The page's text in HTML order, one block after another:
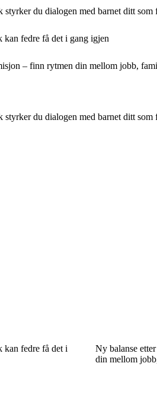
styrker du dialogen med barnet ditt som
kan fedre få det i gang igjen
– finn rytmen din mellom jobb,
styrker du dialogen med barnet ditt som
kan fedre få det i
Ny balanse
din mellom